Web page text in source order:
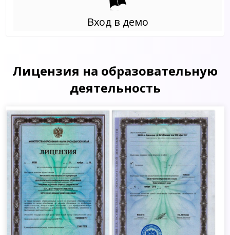
Вход в демо
Лицензия на образовательную
деятельность